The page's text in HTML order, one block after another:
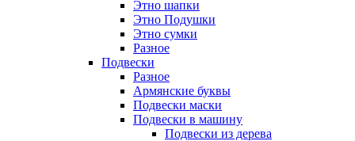
Этно шапки
Этно Подушки
Этно сумки
Разное
Подвески
Разное
Армянские буквы
Подвески маски
Подвески в машину
Подвески из дерева